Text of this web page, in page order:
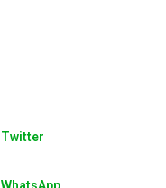
Twitter
WhatsApp